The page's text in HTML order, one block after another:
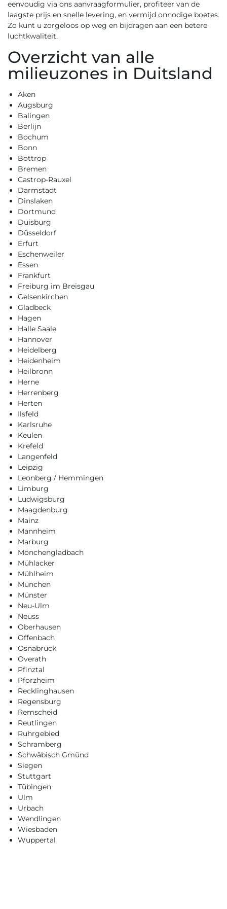
eenvoudig via ons aanvraagformulier, profiteer van de
laagste prijs en snelle levering, en vermijd onnodige boetes.
Zo kunt u zorgeloos op weg en bijdragen aan een betere
luchtkwaliteit.
Overzicht van alle
milieuzones in Duitsland
Aken
Augsburg
Balingen
Berlijn
Bochum
Bonn
Bottrop
Bremen
Castrop-Rauxel
Darmstadt
Dinslaken
Dortmund
Duisburg
Düsseldorf
Erfurt
Eschenweiler
Essen
Frankfurt
Freiburg im Breisgau
Gelsenkirchen
Gladbeck
Hagen
Halle Saale
Hannover
Heidelberg
Heidenheim
Heilbronn
Herne
Herrenberg
Herten
Ilsfeld
Karlsruhe
Keulen
Krefeld
Langenfeld
Leipzig
Leonberg / Hemmingen
Limburg
Ludwigsburg
Maagdenburg
Mainz
Mannheim
Marburg
Mönchengladbach
Mühlacker
Mühlheim
München
Münster
Neu-Ulm
Neuss
Oberhausen
Offenbach
Osnabrück
Overath
Pfinztal
Pforzheim
Recklinghausen
Regensburg
Remscheid
Reutlingen
Ruhrgebied
Schramberg
Schwäbisch Gmünd
Siegen
Stuttgart
Tübingen
Ulm
Urbach
Wendlingen
Wiesbaden
Wuppertal